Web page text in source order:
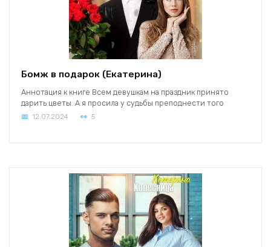
Бомж в подарок (Екатерина)
Аннотация к книге Всем девушкам на праздник принято
дарить цветы. А я просила у судьбы преподнести того
12.07.2024 5